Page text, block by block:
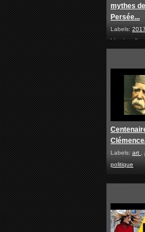
mythes
Persée...
Labels: 2017
histoire,
Labels: art ,
politique